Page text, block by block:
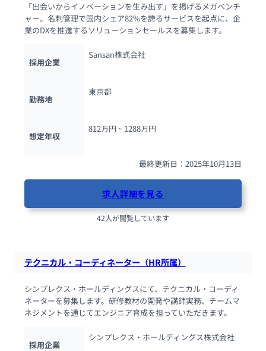
「出会いからイノベーションを生み出す」を掲げるメガベンチ
ャー。名刺管理で国内シェア82%を誇るサービスを起点に、企
業のDXを推進するソリューションセールスを募集します。
採用企業
Sansan株式会社
勤務地
東京都
想定年収
812万円 ~ 1288万円
最終更新日：2025年10月13日
求人詳細を見る
42人が閲覧しています
テクニカル・コーディネーター（HR所属）
シンプレクス・ホールディングスにて、テクニカル・コーディ
ネーターを募集します。研修教材の開発や講師実務、チームマ
ネジメントを通じてエンジニア育成を担っていただきます。
採用企業
シンプレクス・ホールディングス株式会社